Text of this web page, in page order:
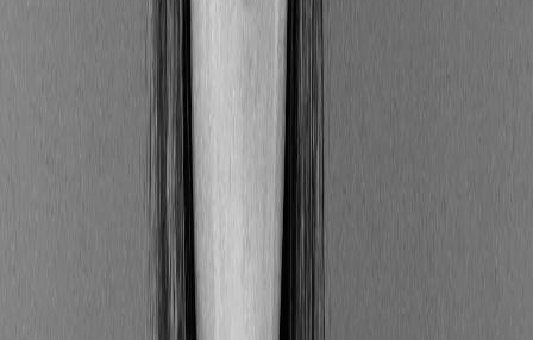
Selon leur niveau d'intégration du risque de durabilité,
ces produits d'investissement sont classés en trois
catégories distinctes (source :
Autorité des Marchés
(AMF)) :
🔎